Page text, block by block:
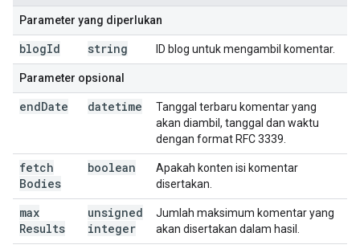
Parameter yang diperlukan
blogId string ID blog untuk mengambil komentar.
Parameter opsional
endDate datetime
Tanggal terbaru komentar yang
akan diambil, tanggal dan waktu
dengan format RFC 3339.
fetch
Bodies
boolean
Apakah konten isi komentar
disertakan.
max
Results
unsigned
integer
Jumlah maksimum komentar yang
akan disertakan dalam hasil.